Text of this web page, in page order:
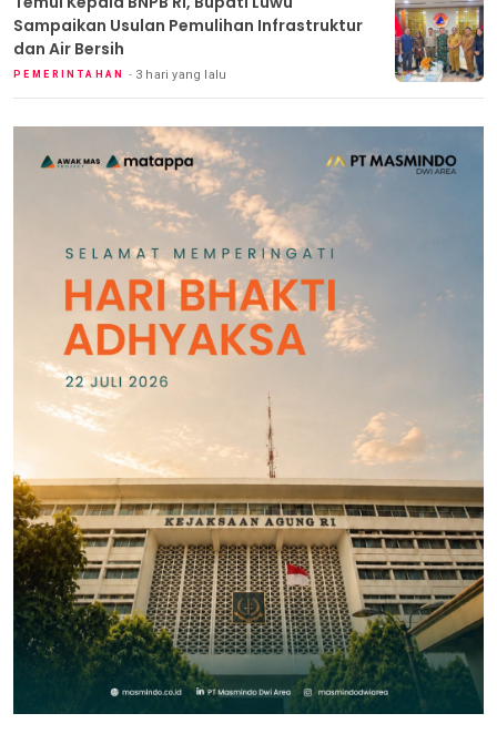
Sampaikan Usulan Pemulihan Infrastruktur
dan Air Bersih
PEMERINTAHAN 3 hari yang lalu